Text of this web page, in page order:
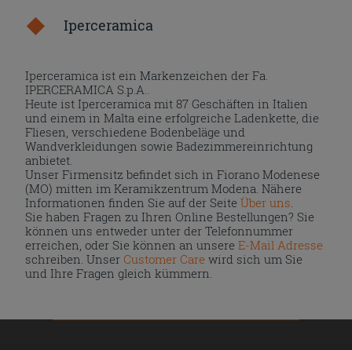
Iperceramica
Iperceramica ist ein Markenzeichen der Fa.
IPERCERAMICA S.p.A..
Heute ist Iperceramica mit 87 Geschäften in Italien
und einem in Malta eine erfolgreiche Ladenkette, die
Fliesen, verschiedene Bodenbeläge und
Wandverkleidungen sowie Badezimmereinrichtung
anbietet.
Unser Firmensitz befindet sich in Fiorano Modenese
(MO) mitten im Keramikzentrum Modena. Nähere
Informationen finden Sie auf der Seite Über uns
Sie haben Fragen zu Ihren Online Bestellungen? Sie
können uns entweder unter der Telefonnummer
erreichen, oder Sie können an unsereE-Mail Adresse
schreiben. UnserCustomer Care wird sich um Sie
und Ihre Fragen gleich kümmern.